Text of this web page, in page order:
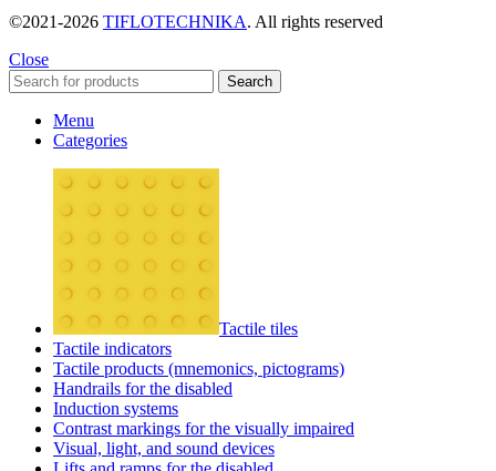
©2021-2026 TIFLOTECHNIKA. All rights reserved
Close
Search
Menu
Categories
Tactile tiles
Tactile indicators
Tactile products (mnemonics, pictograms)
Handrails for the disabled
Induction systems
Contrast markings for the visually impaired
Visual, light, and sound devices